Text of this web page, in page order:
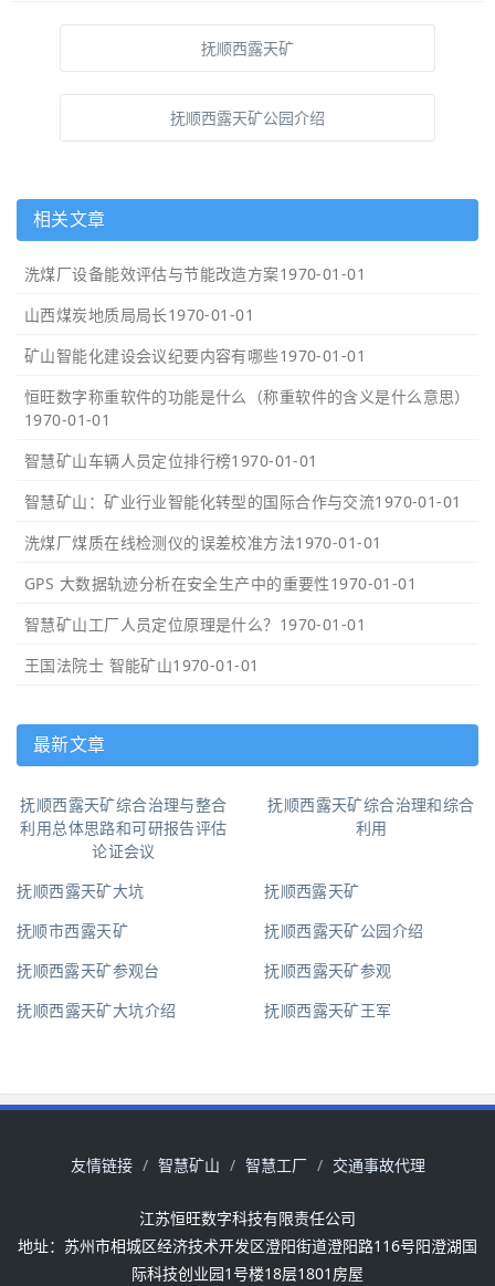
抚顺西露天矿
抚顺西露天矿公园介绍
相关文章
洗煤厂设备能效评估与节能改造方案1970-01-01
山西煤炭地质局局长1970-01-01
矿山智能化建设会议纪要内容有哪些1970-01-01
恒旺数字称重软件的功能是什么（称重软件的含义是什么意思）
1970-01-01
智慧矿山车辆人员定位排行榜1970-01-01
智慧矿山：矿业行业智能化转型的国际合作与交流1970-01-01
洗煤厂煤质在线检测仪的误差校准方法1970-01-01
GPS 大数据轨迹分析在安全生产中的重要性1970-01-01
智慧矿山工厂人员定位原理是什么？ 1970-01-01
王国法院士 智能矿山1970-01-01
最新文章
抚顺西露天矿综合治理与整合
利用总体思路和可研报告评估
论证会议
抚顺西露天矿综合治理和综合
利用
抚顺西露天矿大坑
抚顺西露天矿
抚顺市西露天矿
抚顺西露天矿公园介绍
抚顺西露天矿参观台
抚顺西露天矿参观
抚顺西露天矿大坑介绍
抚顺西露天矿王军
友情链接 智慧矿山 智慧工厂 交通事故代理
江苏恒旺数字科技有限责任公司
地址：苏州市相城区经济技术开发区澄阳街道澄阳路116号阳澄湖国
际科技创业园1号楼18层1801房屋